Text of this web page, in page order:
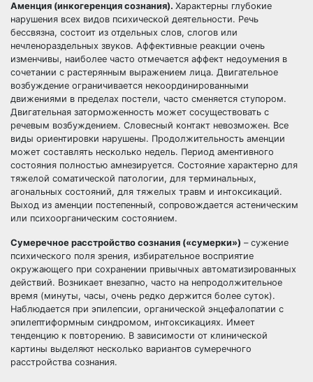
Аменция (инкогеренция сознания). Характерны глубокие
нарушения всех видов психической деятельности. Речь
бессвязна, состоит из отдельных слов, слогов или
нечленораздельных звуков. Аффективные реакции очень
изменчивы, наиболее часто отмечается аффект недоумения в
сочетании с растерянным выражением лица. Двигательное
возбуждение ограничивается некоординированными
движениями в пределах постели, часто сменяется ступором.
Двигательная заторможенность может сосуществовать с
речевым возбуждением. Словесный контакт невозможен. Все
виды ориентировки нарушены. Продолжительность аменции
может составлять несколько недель. Период аментивного
состояния полностью амнезируется. Состояние характерно для
тяжелой соматической патологии, для терминальных,
агональных состояний, для тяжелых травм и интоксикаций.
Выход из аменции постепенный, сопровождается астеническим
или психоорганическим состоянием.
Сумеречное расстройство сознания («сумерки») – сужение
психического поля зрения, избирательное восприятие
окружающего при сохранении привычных автоматизированных
действий. Возникает внезапно, часто на непродолжительное
время (минуты, часы, очень редко держится более суток).
Наблюдается при эпилепсии, органической энцефалопатии с
эпилептиформным синдромом, интоксикациях. Имеет
тенденцию к повторению. В зависимости от клинической
картины выделяют несколько вариантов сумеречного
расстройства сознания.